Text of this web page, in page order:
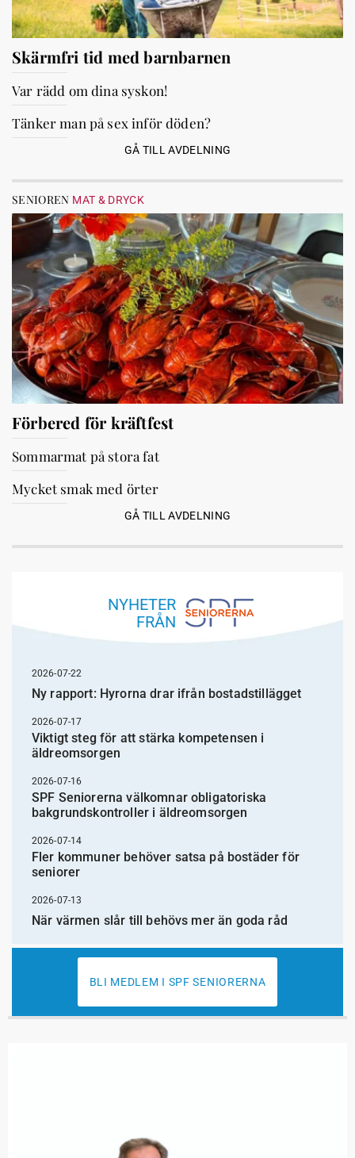
Skärmfri tid med barnbarnen
Var rädd om dina syskon!
Tänker man på sex inför döden?
GÅ TILL AVDELNING
SENIOREN MAT & DRYCK
Förbered för kräftfest
Sommarmat på stora fat
Mycket smak med örter
GÅ TILL AVDELNING
NYHETER
FRÅN
2026-07-22
Ny rapport: Hyrorna drar ifrån bostadstillägget
2026-07-17
Viktigt steg för att stärka kompetensen i
äldreomsorgen
2026-07-16
SPF Seniorerna välkomnar obligatoriska
bakgrundskontroller i äldreomsorgen
2026-07-14
Fler kommuner behöver satsa på bostäder för
seniorer
2026-07-13
När värmen slår till behövs mer än goda råd
BLI MEDLEM I SPF SENIORERNA